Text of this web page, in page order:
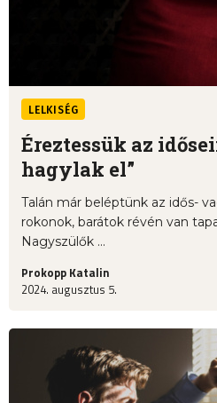
LELKISÉG
Éreztessük az
hagylak el”
Talán már beléptünk az idős-
rokonok, barátok révén van
Nagyszülők ...
Prokopp Katalin
2024. augusztus 5.